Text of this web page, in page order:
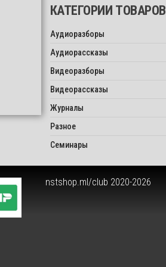
КАТЕГОРИИ ТОВАРОВ
Аудиоразборы
Аудиорассказы
Видеоразборы
Видеорассказы
Журналы
Разное
Семинары
nstshop.ml/club 2020-2026